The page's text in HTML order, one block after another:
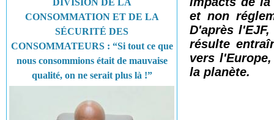
DIVISION DE LA
CONSOMMATION ET DE LA
SÉCURITÉ DES
CONSOMMATEURS : “Si tout ce que
nous consommions était de mauvaise
qualité, on ne serait plus là !”
et non
D'après
résulte
vers
la planète.